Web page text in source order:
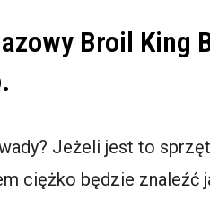
Broil King
Jeżeli jest to
ciężko będzie znaleźć